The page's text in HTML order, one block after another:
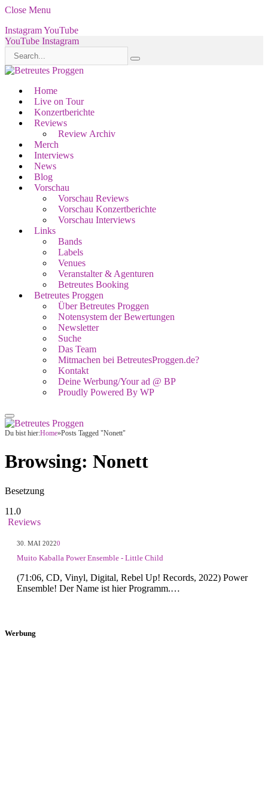
Close Menu
InstagramYouTube
YouTube Instagram
Home
Live on Tour
Konzertberichte
Reviews
Review Archiv
Merch
Interviews
News
Blog
Vorschau
Vorschau Reviews
Vorschau Konzertberichte
Vorschau Interviews
Links
Bands
Labels
Venues
Veranstalter & Agenturen
Betreutes Booking
Betreutes Proggen
Über Betreutes Proggen
Notensystem der Bewertungen
Newsletter
Suche
Das Team
Mitmachen bei BetreutesProggen.de?
Kontakt
Deine Werbung/Your ad @ BP
Proudly Powered By WP
Du bist hier:Home»Posts Tagged "Nonett"
Browsing: Nonett
Besetzung
11.0
Reviews
30. MAI 20220
Muito Kaballa Power Ensemble - Little Child
(71:06, CD, Vinyl, Digital, Rebel Up! Records, 2022) Power
Ensemble! Der Name ist hier Programm.…
Werbung